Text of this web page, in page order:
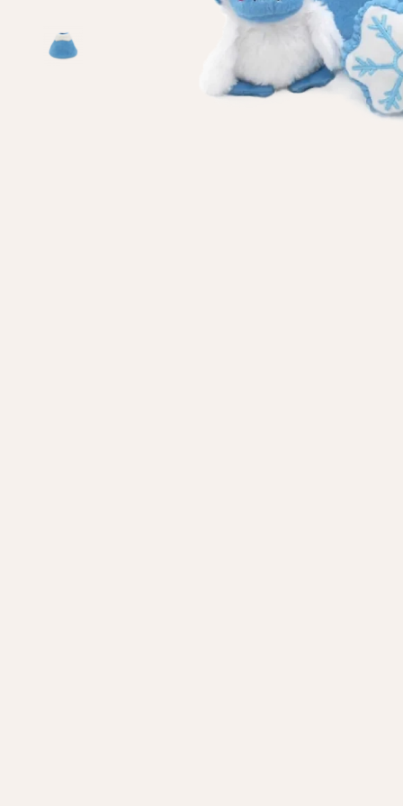
Вам